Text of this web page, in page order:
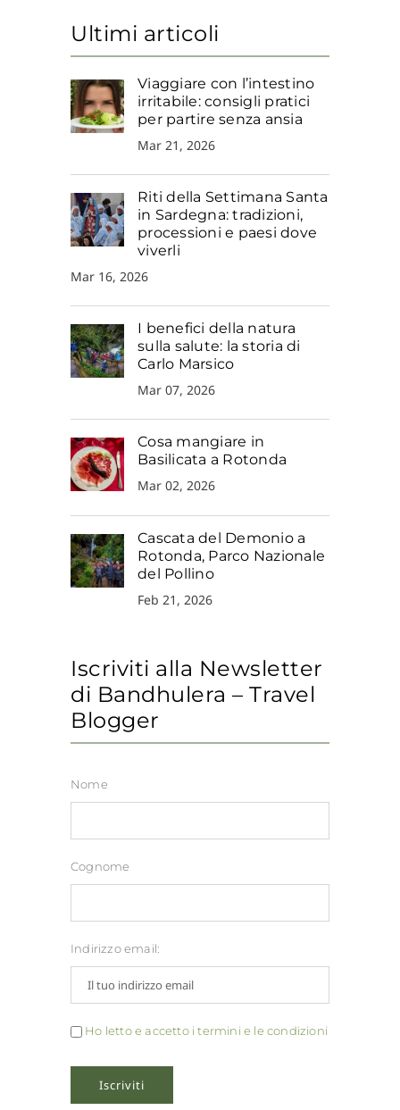
Ultimi articoli
Viaggiare con l’intestino
irritabile: consigli pratici
per partire senza ansia
Mar 21, 2026
Riti della Settimana Santa
in Sardegna: tradizioni,
processioni e paesi dove
viverli
Mar 16, 2026
I benefici della natura
sulla salute: la storia di
Carlo Marsico
Mar 07, 2026
Cosa mangiare in
Basilicata a Rotonda
Mar 02, 2026
Cascata del Demonio a
Rotonda, Parco Nazionale
del Pollino
Feb 21, 2026
Iscriviti alla Newsletter
di Bandhulera – Travel
Blogger
Nome
Cognome
Indirizzo email:
Ho letto e accetto i termini e le condizioni